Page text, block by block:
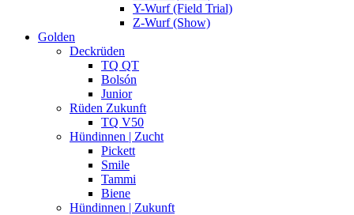
Y-Wurf (Field Trial)
Z-Wurf (Show)
Golden
Deckrüden
TQ QT
Bolsón
Junior
Rüden Zukunft
TQ V50
Hündinnen | Zucht
Pickett
Smile
Tammi
Biene
Hündinnen | Zukunft